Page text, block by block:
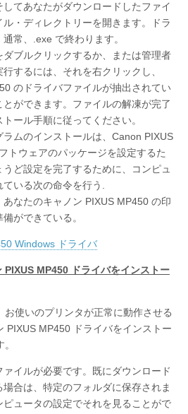
してあなたがダウンロードしたファイ
ル・ディレクトリーを開きます。ドラ
常、.exe で終わります。
ダブルクリックするか、または管理者
するには、それを右クリックし、
のドライバファイルが抽出されてい
とができます。ファイルの解凍が完了
ール手順に従ってください。
ラムのインストールは、Canon PIXUS
トウェアのパッケージを設定するた
ど設定を完了するために、コンピュ
いる次の命令を行う.
なたのキャノン PIXUS MP450 の印
ができている。
Windows ドライバ
PIXUS MP450 ドライバをインストー
お使いのプリンタが正常に動作させる
PIXUS MP450 ドライバをインストー
ァイルが必要です。既にダウンロード
合は、特定のフォルダに保存されま
ュータの設定でそれを見ることがで